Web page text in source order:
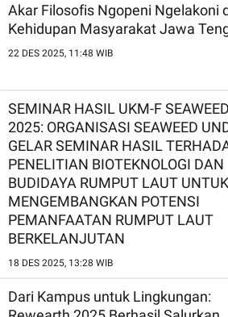
Akar Filosofis Ngopeni Ngelakoni
Kehidupan Masyarakat Jawa
22 DES 2025, 11:48 WIB
SEMINAR HASIL UKM-F SEAWEED
2025: ORGANISASI SEAWEED
GELAR SEMINAR HASIL
PENELITIAN BIOTEKNOLOGI DAN
BUDIDAYA RUMPUT LAUT UNTUK
MENGEMBANGKAN POTENSI
PEMANFAATAN RUMPUT LAUT
BERKELANJUTAN
18 DES 2025, 13:28 WIB
Dari Kampus untuk Lingkungan: